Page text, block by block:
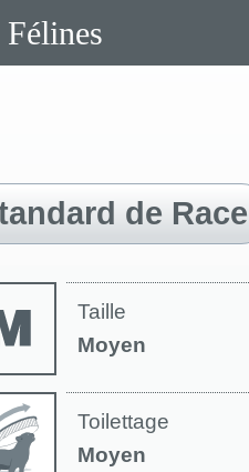
de Race
Taille
Moyen
Toilettage
Moyen